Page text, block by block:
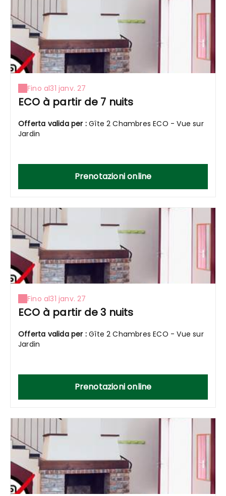
Fino al31 janv. 27
ECO à partir de 7 nuits
Offerta valida per :Gîte 2 Chambres ECO - Vue sur
Jardin
Prenotazioni online
Fino al31 janv. 27
ECO à partir de 3 nuits
Offerta valida per :Gîte 2 Chambres ECO - Vue sur
Jardin
Prenotazioni online